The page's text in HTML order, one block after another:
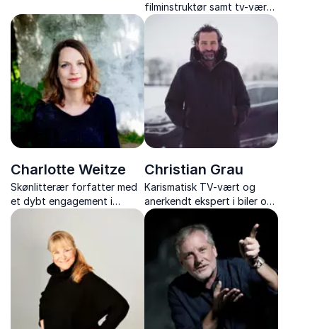
klimaforandringernes
pennefører. Visionær i
videnskab og ord.
filminstruktør samt tv-vært.
Dedikeret til at fremme
klimabevidsthed gennem
underholdning. Skaber med
budskab.
Charlotte Weitze
Skønlitterær forfatter med
et dybt engagement i
klimaspørgsmål. Kombinerer
sin forfattergerning med at
fremme bæredygtighed.
Christian Grau
Karismatisk TV-vært og
anerkendt ekspert i biler og
livsstil. Kendt for sin passion
og evne til at formidle
trends indenfor motor og
moderne livsførelse.